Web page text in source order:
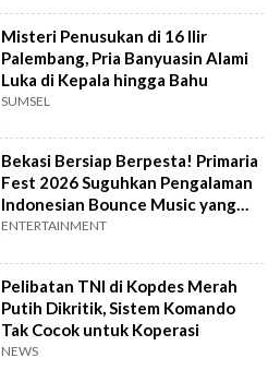
Misteri Penusukan di 16 Ilir
Palembang, Pria Banyuasin Alami
Luka di Kepala hingga Bahu
SUMSEL
Bekasi Bersiap Berpesta! Primaria
Fest 2026 Suguhkan Pengalaman
Indonesian Bounce Music yang
Berbeda
ENTERTAINMENT
Pelibatan TNI di Kopdes Merah
Putih Dikritik, Sistem Komando
Tak Cocok untuk Koperasi
NEWS